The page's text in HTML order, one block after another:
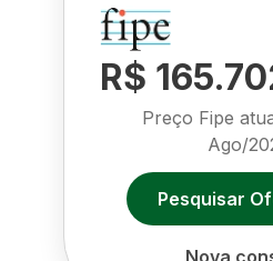
R$
Preço Fipe
Ago/
Pesquisar
Nova